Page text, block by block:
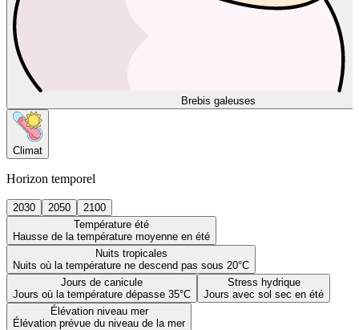
Brebis galeuses
Climat
Horizon temporel
2030 2050
2100
Température été
Hausse de la température moyenne en été
Nuits tropicales
Nuits où la température ne descend pas sous 20°C
Jours de canicule
Jours où la température dépasse 35°C
Stress hydrique
Jours avec sol sec en été
Élévation niveau mer
Élévation prévue du niveau de la mer